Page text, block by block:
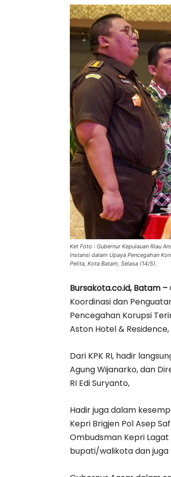
Ket Foto : Gubernur Kepulauan Riau
Instansi dalam Upaya Pencegahan
Pelita, Kota Batam, Selasa (14/5).
Bursakota.co.id, Batam –
Koordinasi dan
Pencegahan Korupsi
Aston Hotel &
Dari KPK RI, hadir
Agung Wijanarko, dan
RI Edi Suryanto,
Hadir juga dalam
Kepri Brigjen Pol Asep
Ombudsman Kepri Lagat
bupati/walikota dan